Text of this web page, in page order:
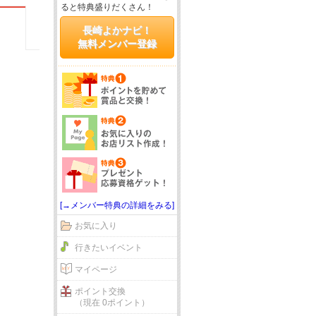
ると特典盛りだくさん！
長崎よかナビ！
無料メンバー登録
[→メンバー特典の詳細をみる]
お気に入り
行きたいイベント
マイページ
ポイント交換
（現在 0ポイント）